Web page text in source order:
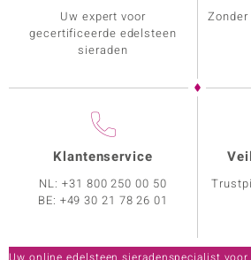
Uw expert voor
gecertificeerde edelsteen
sieraden
Klantenservice
NL:+31 800 250 00 50
BE: +49 30 21 78 26 01